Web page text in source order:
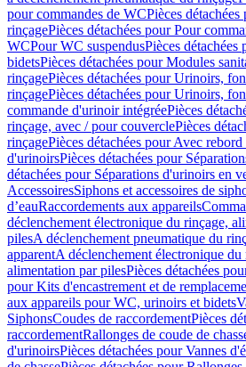
pour commandes de WCPièces
rinçagePièces détachées pour Pour
WCPour WC suspendusPièces
bidetsPièces détachées pour Modules
rinçagePièces détachées pour Urinoirs,
rinçagePièces détachées pour Urinoirs,
commande d'urinoir intégréePièces
rinçage, avec / pour couverclePièces
rinçagePièces détachées pour Avec
d'urinoirsPièces détachées pour
détachées pour Séparations d'urinoirs en
AccessoiresSiphons et accessoires de
d’eauRaccordements aux appareils
déclenchement électronique du rinçage,
pilesA déclenchement pneumatique du
apparentA déclenchement électronique
alimentation par pilesPièces détachées
pour Kits d'encastrement et de
aux appareils pour WC, urinoirs et bidets
SiphonsCoudes de raccordementPièces
raccordementRallonges de coude de
d'urinoirsPièces détachées pour Vannes